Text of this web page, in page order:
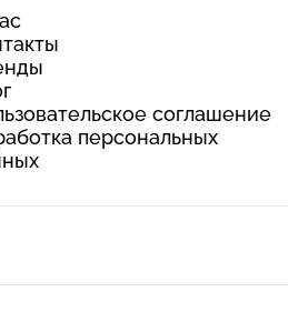
соглашение
персональных